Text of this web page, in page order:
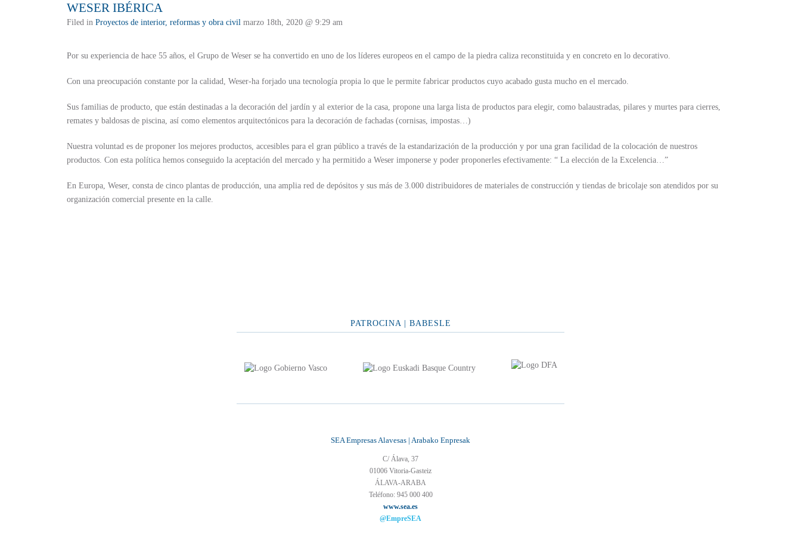
WESER IBÉRICA
Filed in Proyectos de interior, reformas y obra civil marzo 18th, 2020 @ 9:29 am
Por su experiencia de hace 55 años, el Grupo de Weser se ha convertido en uno de los líderes europeos en el campo de la piedra caliza reconstituida y en concreto en lo decorativo.
Con una preocupación constante por la calidad, Weser-ha forjado una tecnología propia lo que le permite fabricar productos cuyo acabado gusta mucho en el mercado.
Sus familias de producto, que están destinadas a la decoración del jardín y al exterior de la casa, propone una larga lista de productos para elegir, como balaustradas, pilares y murtes para cierres,
remates y baldosas de piscina, así como elementos arquitectónicos para la decoración de fachadas (cornisas, impostas…)
Nuestra voluntad es de proponer los mejores productos, accesibles para el gran público a través de la estandarización de la producción y por una gran facilidad de la colocación de nuestros
productos. Con esta política hemos conseguido la aceptación del mercado y ha permitido a Weser imponerse y poder proponerles efectivamente: “ La elección de la Excelencia…”
En Europa, Weser, consta de cinco plantas de producción, una amplia red de depósitos y sus más de 3.000 distribuidores de materiales de construcción y tiendas de bricolaje son atendidos por su
organización comercial presente en la calle.
PATROCINA | BABESLE
SEA Empresas Alavesas | Arabako Enpresak
C/ Álava, 37
01006 Vitoria-Gasteiz
ÁLAVA-ARABA
Teléfono: 945 000 400
www.sea.es
@EmpreSEA